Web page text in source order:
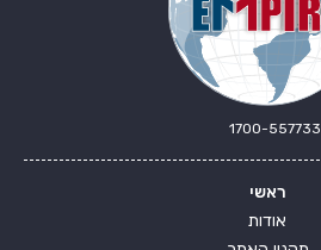
1700-557733
ראשי
אודות